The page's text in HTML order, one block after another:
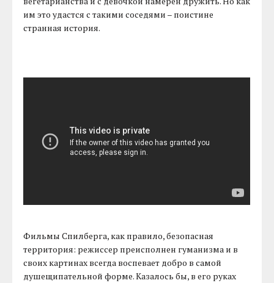
им это удастся с такими соседями – поистине
странная история.
Фильмы Спилберга, как правило, безопасная
территория: режиссер преисполнен гуманизма и в
своих картинах всегда воспевает добро в самой
душещипательной форме. Казалось бы, в его руках